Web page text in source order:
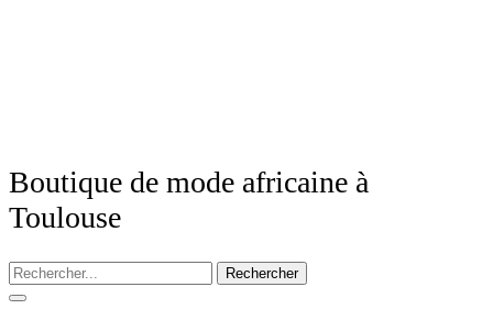
Boutique de mode africaine à
Toulouse
Rechercher